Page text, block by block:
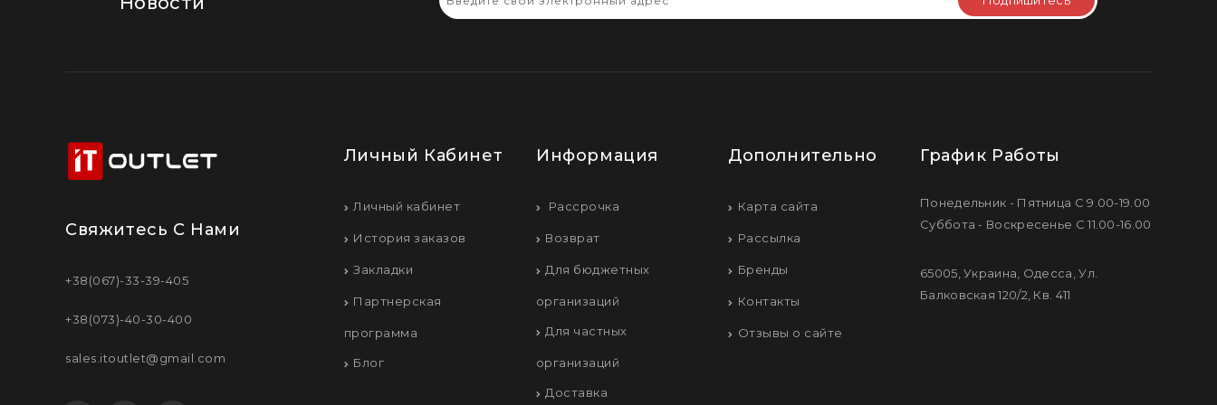
Свяжитесь С Нами
+38(067)-33-39-405
+38(073)-40-30-400
sales.itoutlet@gmail.com
Личный Кабинет
Личный кабинет
История заказов
Закладки
Партнерская
программа
Блог
Информация
Рассрочка
Возврат
Для бюджетных
организаций
Для частных
организаций
Доставка
Дополнительно
Карта сайта
Рассылка
Бренды
Контакты
Отзывы о сайте
График Работы
Понедельник - Пятница С 9.00-19.00
Суббота - Воскресенье С 11.00-16.00
65005, Украина, Одесса, Ул.
Балковская 120/2, Кв. 411